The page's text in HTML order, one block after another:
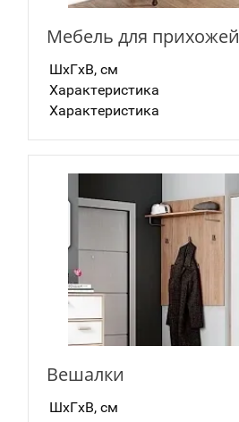
Мебель для прихожей
ШxГxВ, см
Характеристика
Характеристика
Вешалки
ШxГxВ, см